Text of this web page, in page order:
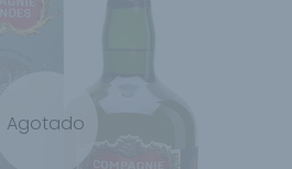
Agotado